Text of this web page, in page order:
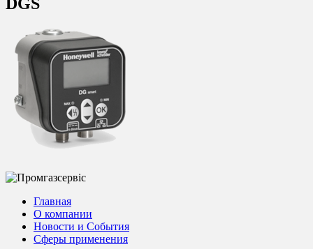
Главная
О компании
Новости и События
Сферы применения